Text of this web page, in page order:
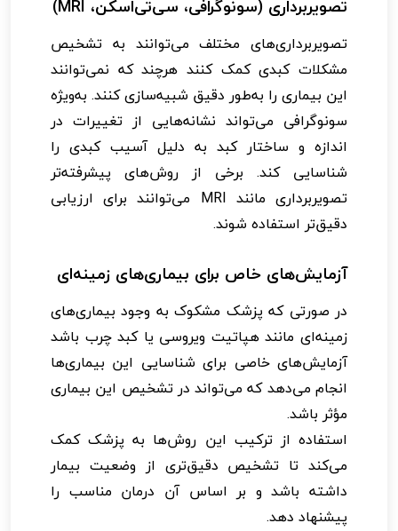
تصویربرداری (سونوگرافی، سی‌تی‌اسکن، MRI)
تصویربرداری‌های مختلف می‌توانند به تشخیص
مشکلات کبدی کمک کنند هرچند که نمی‌توانند
این بیماری را به‌طور دقیق شبیه‌سازی کنند. به‌ویژه
سونوگرافی می‌تواند نشانه‌هایی از تغییرات در
اندازه و ساختار کبد به دلیل آسیب کبدی را
شناسایی کند. برخی از روش‌های پیشرفته‌تر
تصویربرداری مانند MRI می‌توانند برای ارزیابی
دقیق‌تر استفاده شوند.
آزمایش‌های خاص برای بیماری‌های زمینه‌ای
در صورتی که پزشک مشکوک به وجود بیماری‌های
زمینه‌ای مانند هپاتیت ویروسی یا کبد چرب باشد
آزمایش‌های خاصی برای شناسایی این بیماری‌ها
انجام می‌دهد که می‌تواند در تشخیص این بیماری
مؤثر باشد.
استفاده از ترکیب این روش‌ها به پزشک کمک
می‌کند تا تشخیص دقیق‌تری از وضعیت بیمار
داشته باشد و بر اساس آن درمان مناسب را
پیشنهاد دهد.